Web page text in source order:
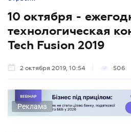
10 октября -
технологическая
Tech Fusion 2019
2 октября 2019, 10:54 506
Реклама